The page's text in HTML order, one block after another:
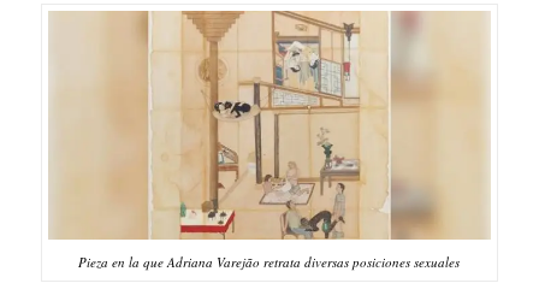
Pieza en la que Adriana Varejão retrata diversas posiciones sexuales